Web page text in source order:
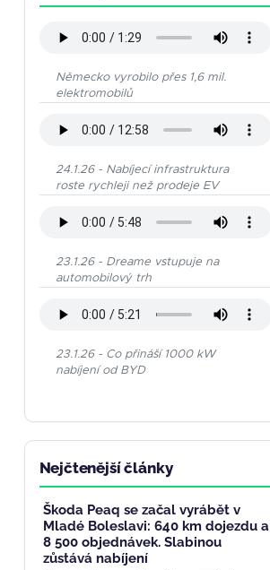
Německo vyrobilo přes 1,6 mil.
elektromobilů
24.1.26 - Nabíjecí infrastruktura
roste rychleji než prodeje EV
23.1.26 - Dreame vstupuje na
automobilový trh
23.1.26 - Co přináší 1000 kW
nabíjení od BYD
Nejčtenější články
Škoda Peaq se začal vyrábět v
Mladé Boleslavi: 640 km dojezdu a
8 500 objednávek. Slabinou
zůstává nabíjení